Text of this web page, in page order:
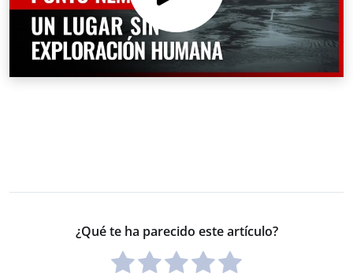
¿Qué te ha parecido este artículo?